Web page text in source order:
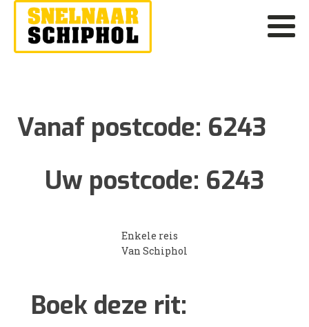
Vanaf postcode: 6243
Uw postcode: 6243
Enkele reis
Van Schiphol
Boek deze rit: